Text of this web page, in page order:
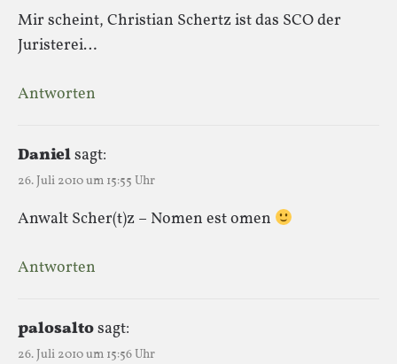
Mir scheint, Christian Schertz ist das SCO der
Juristerei…
Antworten
Danielsagt:
26. Juli 2010 um 15:55 Uhr
Anwalt Scher(t)z – Nomen est omen
Antworten
palosaltosagt:
26. Juli 2010 um 15:56 Uhr